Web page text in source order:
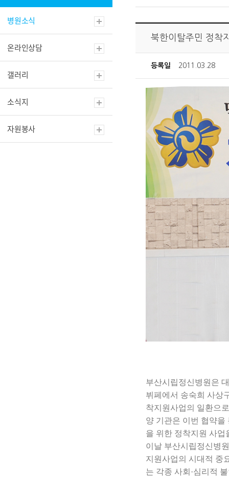
병원소식
온라인상담
갤러리
소식지
자원봉사
북한이탈주민 정착
등록일 2011.03.28
부산시립정신병원은
뷔페에서 송숙희 사상
착지원사업의 일환으로
양 기관은 이번 협약
을 위한 정착지원 사
이날 부산시립정신병
지원사업의 시대적 중
는 각종 사회·심리적